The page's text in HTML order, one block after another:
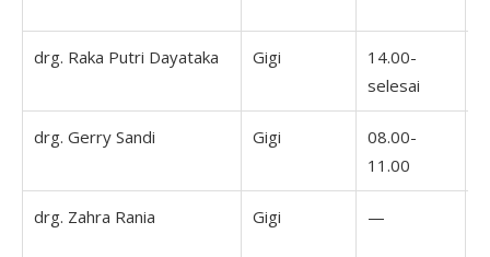
drg. Raka Putri Dayataka Gigi
14.00-
selesai
drg. Gerry Sandi Gigi
08.00-
11.00
drg. Zahra Rania Gigi —